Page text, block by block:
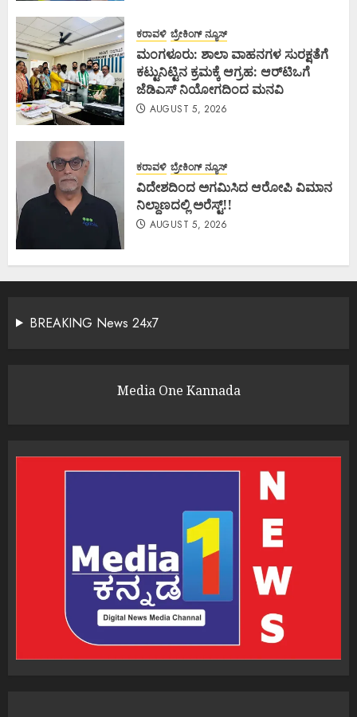
ಕರಾವಳಿ ಬ್ರೇಕಿಂಗ್ ನ್ಯೂಸ್
ಮಂಗಳೂರು: ಶಾಲಾ ವಾಹನಗಳ ಸುರಕ್ಷತೆಗೆ
ಕಟ್ಟುನಿಟ್ಟಿನ ಕ್ರಮಕ್ಕೆ ಆಗ್ರಹ: ಆರ್‌ಟಿಒಗೆ
ಜೆಡಿಎಸ್ ನಿಯೋಗದಿಂದ ಮನವಿ
AUGUST 5, 2026
ಕರಾವಳಿ ಬ್ರೇಕಿಂಗ್ ನ್ಯೂಸ್
ವಿದೇಶದಿಂದ ಅಗಮಿಸಿದ ಆರೋಪಿ ವಿಮಾನ
ನಿಲ್ದಾಣದಲ್ಲಿ ಅರೆಸ್ಟ್‌!!
AUGUST 5, 2026
BREAKING News 24x7
Media One Kannada